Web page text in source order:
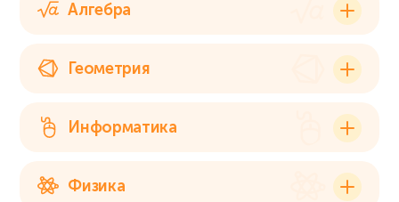
Алгебра
Геометрия
Информатика
Физика